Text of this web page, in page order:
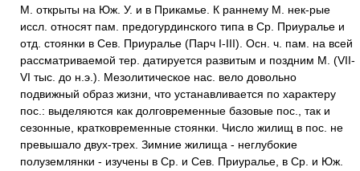
М. открыты на Юж. У. и в Прикамье. К раннему М. нек-рые
иссл. относят пам. предогурдинского типа в Ср. Приуралье и
отд. стоянки в Сев. Приуралье (Парч I-III). Осн. ч. пам. на всей
рассматриваемой тер. датируется развитым и поздним М. (VII-
VI тыс. до н.э.). Мезолитическое нас. вело довольно
подвижный образ жизни, что устанавливается по характеру
пос.: выделяются как долговременные базовые пос., так и
сезонные, кратковременные стоянки. Число жилищ в пос. не
превышало двух-трех. Зимние жилища - неглубокие
полуземлянки - изучены в Ср. и Сев. Приуралье, в Ср. и Юж.